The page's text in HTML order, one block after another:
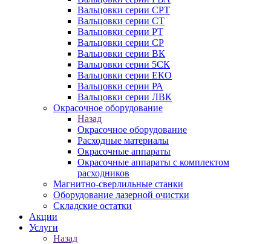
Вальцовки серии СРТ
Вальцовки серии СТ
Вальцовки серии РТ
Вальцовки серии СР
Вальцовки серии ВК
Вальцовки серии 5СК
Вальцовки серии ЕКО
Вальцовки серии РА
Вальцовки серии ЛВК
Окрасочное оборудование
Назад
Окрасочное оборудование
Расходные материалы
Окрасочные аппараты
Окрасочные аппараты с комплектом
расходников
Магнитно-сверлильные станки
Оборудование лазерной очистки
Складские остатки
Акции
Услуги
Назад